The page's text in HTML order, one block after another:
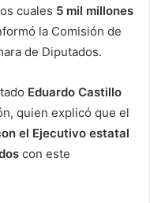
cuales 5 mil millones
la Comisión de
de Diputados.
Eduardo Castillo
quien explicó que el
el Ejecutivo estatal
con este